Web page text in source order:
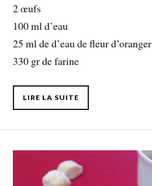
2 œufs
100 ml d’eau
25 ml de d’eau de fleur d’oranger
330 gr de farine
LIRE LA SUITE